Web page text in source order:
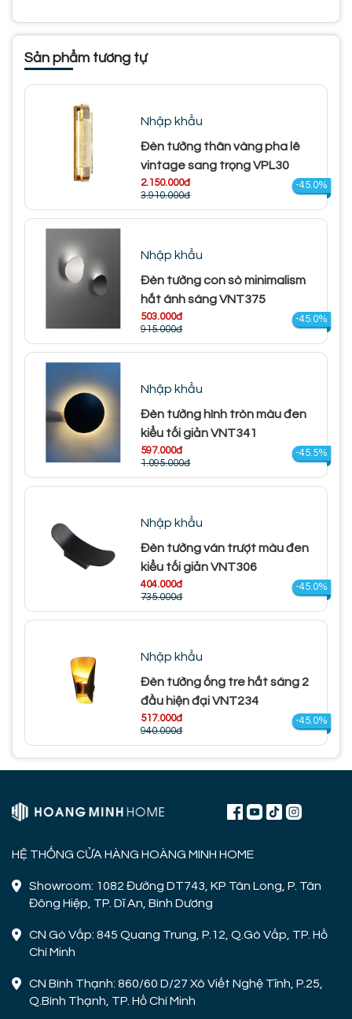
Sản phẩm tương tự
Nhập khẩu
Đèn tường thân vàng pha lê
vintage sang trọng VPL30
2.150.000đ
3.910.000đ
-45.0%
Nhập khẩu
Đèn tường con sò minimalism
hắt ánh sáng VNT375
503.000đ
915.000đ
-45.0%
Nhập khẩu
Đèn tường hình tròn màu đen
kiểu tối giản VNT341
597.000đ
1.095.000đ
-45.5%
Nhập khẩu
Đèn tường ván trượt màu đen
kiểu tối giản VNT306
404.000đ
735.000đ
-45.0%
Nhập khẩu
Đèn tường ống tre hắt sáng 2
đầu hiện đại VNT234
517.000đ
940.000đ
-45.0%
HỆ THỐNG CỬA HÀNG HOÀNG MINH HOME
Showroom: 1082 Đường DT743, KP Tân Long, P. Tân
Đông Hiệp, TP. Dĩ An, Bình Dương
CN Gò Vấp: 845 Quang Trung, P.12, Q.Gò Vấp, TP. Hồ
Chí Minh
CN Bình Thạnh: 860/60 D/27 Xô Viết Nghệ Tĩnh, P.25,
Q.Bình Thạnh, TP. Hồ Chí Minh